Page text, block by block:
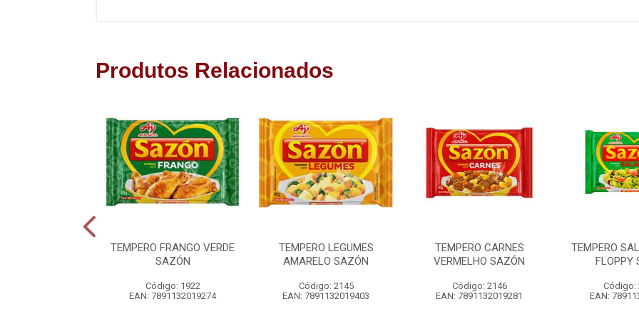
Produtos Relacionados
TEMPERO FRANGO VERDE
SAZÓN
Código: 1922
EAN: 7891132019274
TEMPERO LEGUMES
AMARELO SAZÓN
Código: 2145
EAN: 7891132019403
TEMPERO CARNES
VERMELHO SAZÓN
Código: 2146
EAN: 7891132019281
TEMPERO
FLOPPY
Código:
EAN: